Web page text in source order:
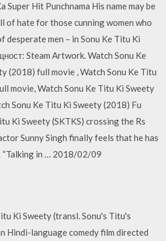
Super Hit Punchnama His name may be
of hate for those cunning women who
men – in Sonu Ke Titu Ki
Steam Artwork. Watch Sonu Ke
(2018) full movie , Watch Sonu Ke Titu
movie, Watch Sonu Ke Titu Ki Sweety
Sonu Ke Titu Ki Sweety (2018) Fu
Ki Sweety (SKTKS) crossing the Rs
Sunny Singh finally feels that he has
“Talking in … 2018/02/09
Ki Sweety (transl. Sonu's Titu's
Hindi-language comedy film directed